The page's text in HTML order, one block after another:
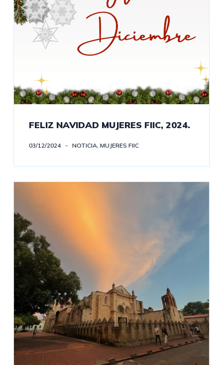
FELIZ NAVIDAD MUJERES FIIC, 2024.
03/12/2024 NOTICIA, MUJERES FIIC